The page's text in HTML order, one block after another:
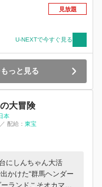
見放題
U-NEXTで今すぐ見る
っと見る
大冒険
本
／ 配給： 東宝
にしんちゃん大活
かけた“群馬ヘンダー
ランドこそオカマ魔